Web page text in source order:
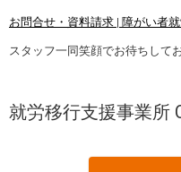
お問合せ・資料請求 | 障がい者
スタッフ一同笑顔でお待ちして
就労移行支援事業所